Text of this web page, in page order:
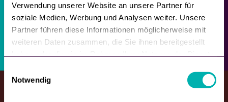
Verwendung unserer Website an unsere Partner für
soziale Medien, Werbung und Analysen weiter. Unsere
Partner führen diese Informationen möglicherweise mit
weiteren Daten zusammen, die Sie ihnen bereitgestellt
E
Notwendig